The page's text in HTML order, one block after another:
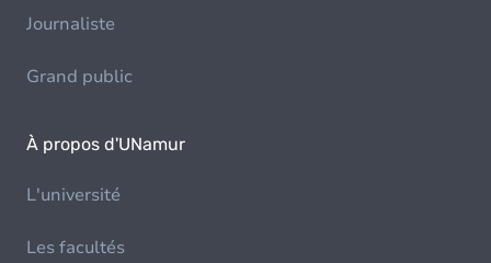
Journaliste
Grand public
À propos d'UNamur
L'université
Les facultés